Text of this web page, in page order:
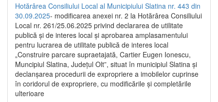
Hotărârea Consiliului Local al Municipiului Slatina nr. 443 din
30.09.2025- modificarea anexei nr. 2 la Hotărârea Consiliului
Local nr. 261/25.06.2025 privind declararea de utilitate
publică şi de interes local şi aprobarea amplasamentului
pentru lucrarea de utilitate publică de interes local
„Construire parcare supraetajată, Cartier Eugen Ionescu,
Muncipiul Slatina, Judeţul Olt”, situat în municipiul Slatina şi
declanşarea procedurii de expropriere a imobilelor cuprinse
în coridorul de expropriere, cu modificările şi completările
ulterioare